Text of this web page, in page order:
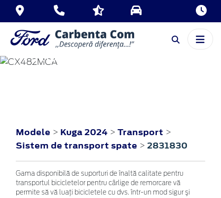
KUGA
Modele > Kuga 2024 > Transport >
Sistem de transport spate > 2831830
Gama disponibilă de suporturi de înaltă calitate pentru
transportul bicicletelor pentru cârlige de remorcare vă
permite să vă luaţi bicicletele cu dvs. într-un mod sigur şi